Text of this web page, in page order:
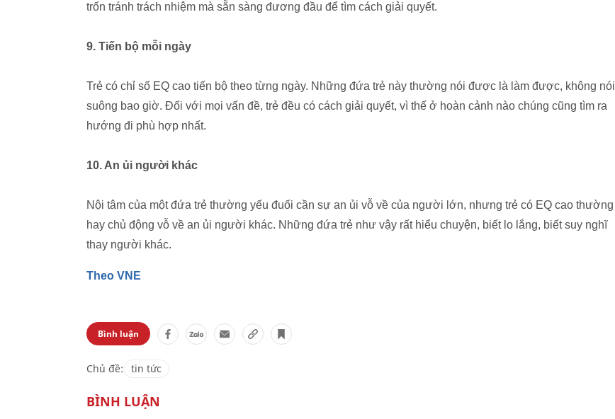
trốn tránh trách nhiệm mà sẵn sàng đương đầu để tìm cách giải quyết.
9. Tiến bộ mỗi ngày
Trẻ có chỉ số EQ cao tiến bộ theo từng ngày. Những đứa trẻ này thường nói được là làm được, không nói
suông bao giờ. Đối với mọi vấn đề, trẻ đều có cách giải quyết, vì thế ở hoàn cảnh nào chúng cũng tìm ra
hướng đi phù hợp nhất.
10. An ủi người khác
Nội tâm của một đứa trẻ thường yếu đuối cần sự an ủi vỗ về của người lớn, nhưng trẻ có EQ cao thường
hay chủ động vỗ về an ủi người khác. Những đứa trẻ như vậy rất hiểu chuyện, biết lo lắng, biết suy nghĩ
thay người khác.
Theo VNE
Bình luận
Chủ đề: tin tức